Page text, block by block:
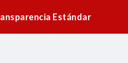
Estándar